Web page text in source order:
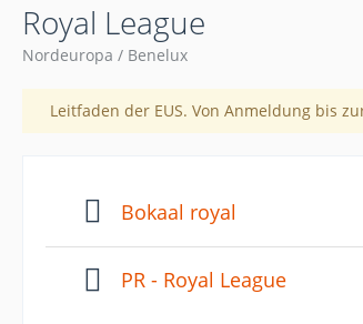
Royal League
Nordeuropa / Benelux
Leitfaden der EUS. Von Anmeldung bis
Bokaal royal
PR - Royal League